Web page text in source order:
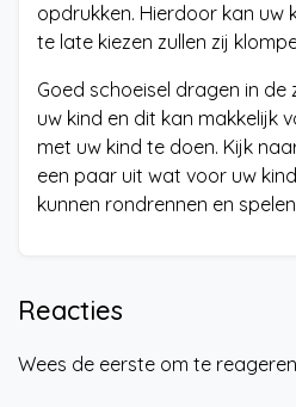
opdrukken. Hierdoor kan uw
te late kiezen zullen zij
Goed schoeisel dragen in
uw kind en dit kan makkelijk
met uw kind te doen. Kijk
een paar uit wat voor uw
kunnen rondrennen en
Reacties
Wees de eerste om te